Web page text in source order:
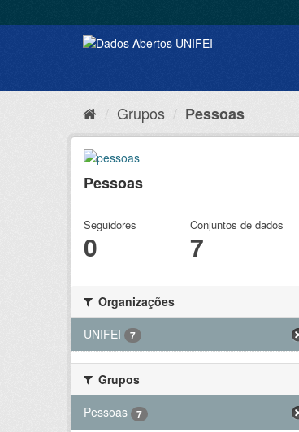
Grupos Pessoas
Pessoas
Seguidores
0
Conjuntos de dados
7
Organizações
UNIFEI
7
Grupos
Pessoas
7